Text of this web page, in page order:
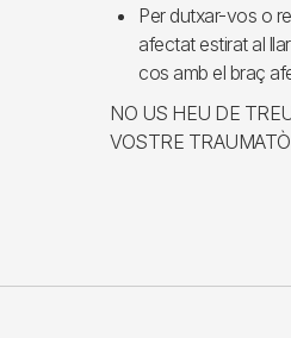
Per dutxar-vos o
afectat estirat al
cos amb el braç
NO US HEU DE
VOSTRE